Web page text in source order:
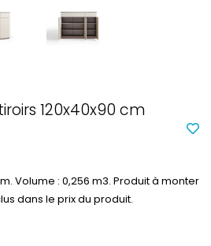
120x40x90 cm
Volume : 0,256 m3. Produit à monter
dans le prix du produit.